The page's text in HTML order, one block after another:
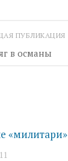
ПУБЛИКАЦИЯ
в османы
«милитари»